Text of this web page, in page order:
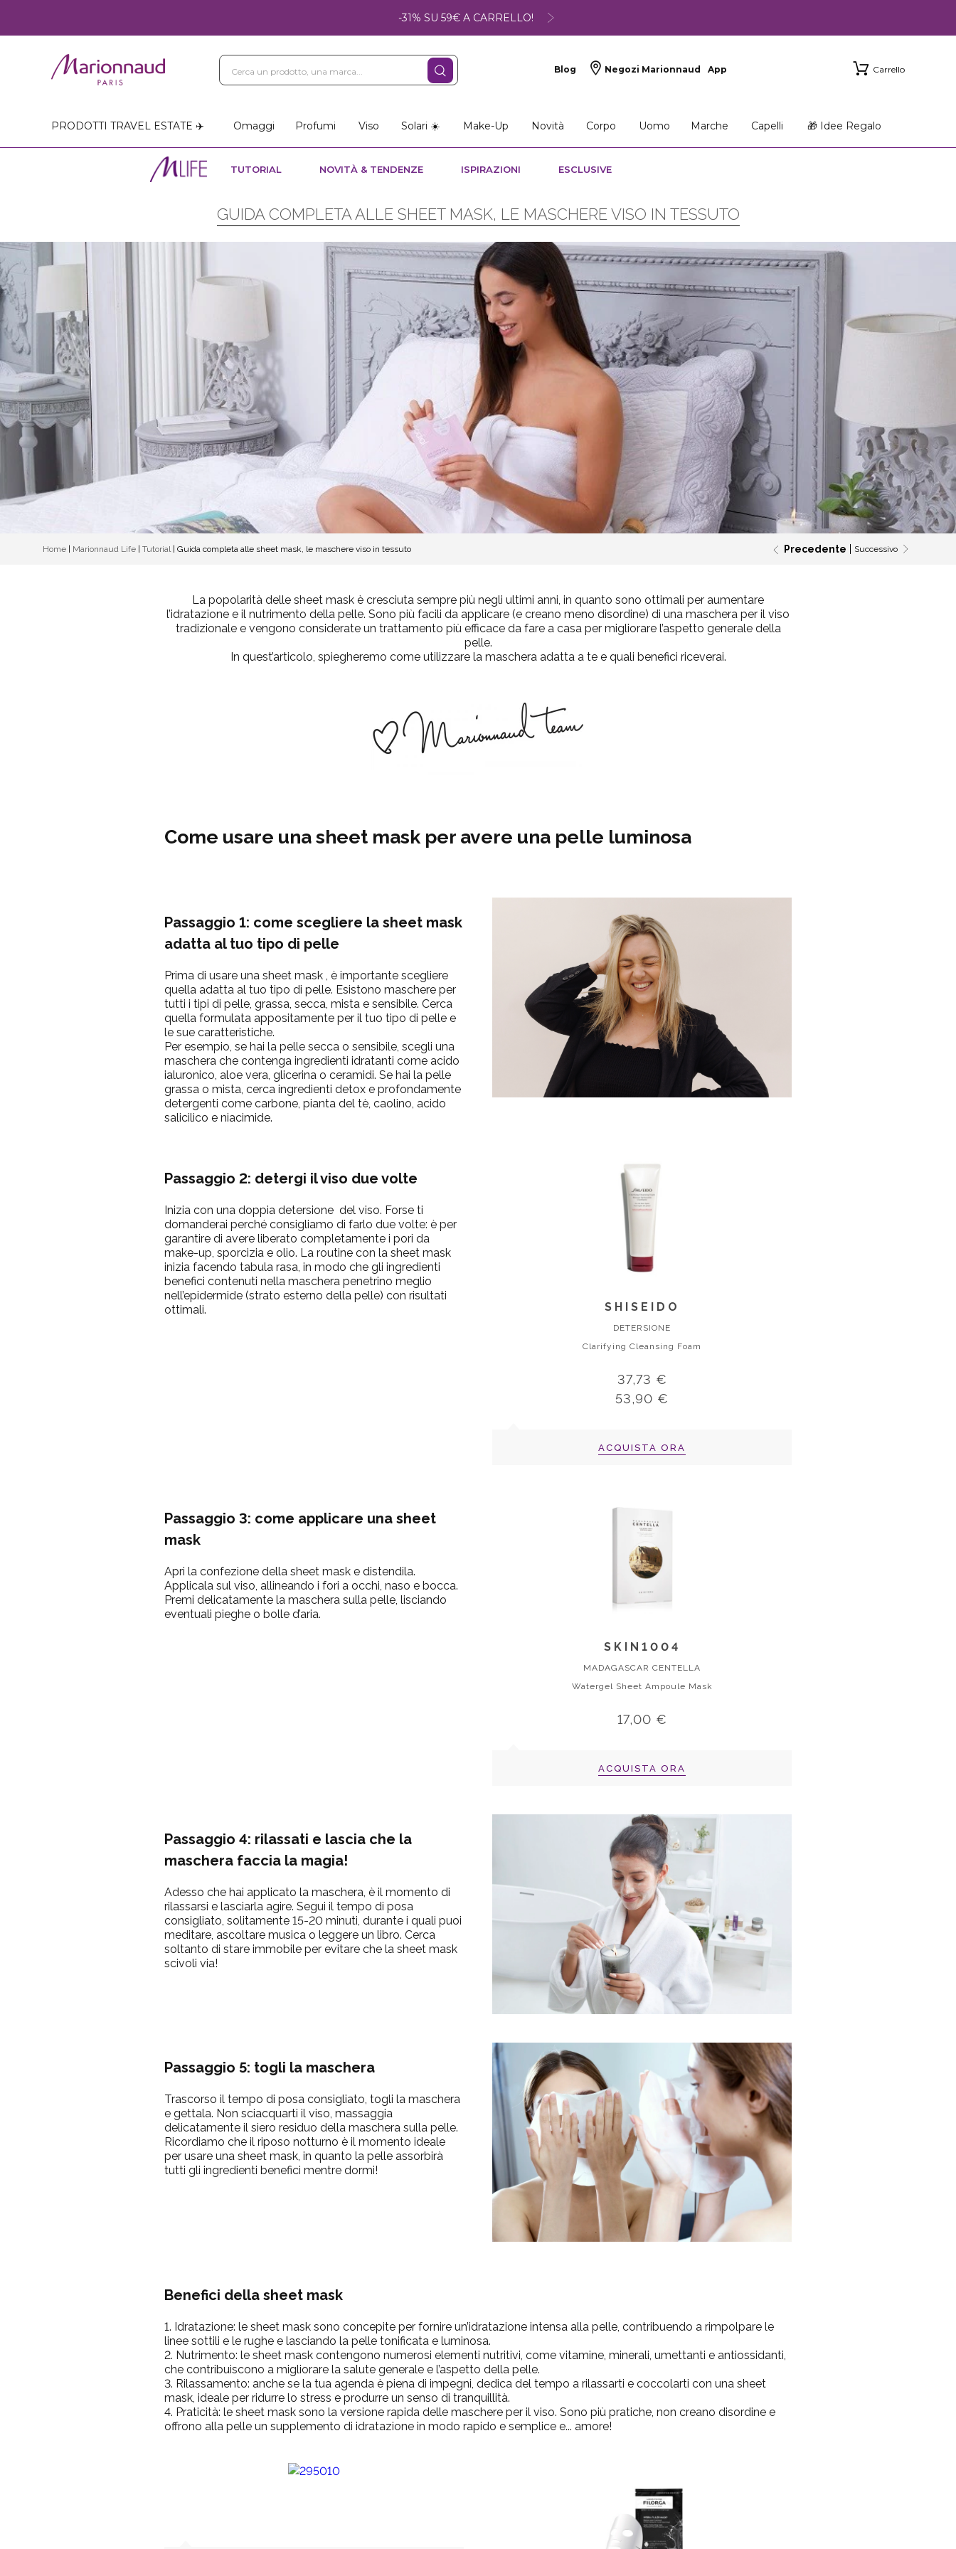
-31% SU 59€ A CARRELLO!
Blog Negozi Marionnaud App Carrello
PRODOTTI TRAVEL ESTATE ✈️ Omaggi Profumi Viso Solari ☀️ Make-Up Novità Corpo Uomo Marche Capelli 🎁 Idee Regalo
TUTORIAL NOVITÀ & TENDENZE ISPIRAZIONI ESCLUSIVE
GUIDA COMPLETA ALLE SHEET MASK, LE MASCHERE VISO IN TESSUTO
Home Marionnaud Life Tutorial| Guida completa alle sheet mask, le maschere viso in tessuto Precedente Successivo
La popolarità delle sheet mask è cresciuta sempre più negli ultimi anni, in quanto sono ottimali per aumentare
l’idratazione e il nutrimento della pelle. Sono più facili da applicare (e creano meno disordine) di una maschera per il viso
tradizionale e vengono considerate un trattamento più efficace da fare a casa per migliorare l’aspetto generale della
pelle.
In quest’articolo, spiegheremo come utilizzare la maschera adatta a te e quali benefici riceverai.
Come usare una sheet mask per avere una pelle luminosa
Passaggio 1: come scegliere la sheet mask
adatta al tuo tipo di pelle
Prima di usare una sheet mask , è importante scegliere
quella adatta al tuo tipo di pelle. Esistono maschere per
tutti i tipi di pelle, grassa, secca, mista e sensibile. Cerca
quella formulata appositamente per il tuo tipo di pelle e
le sue caratteristiche.
Per esempio, se hai la pelle secca o sensibile, scegli una
maschera che contenga ingredienti idratanti come acido
ialuronico, aloe vera, glicerina o ceramidi. Se hai la pelle
grassa o mista, cerca ingredienti detox e profondamente
detergenti come carbone, pianta del tè, caolino, acido
salicilico e niacimide.
Passaggio 2: detergi il viso due volte
Inizia con una doppia detersione del viso. Forse ti
domanderai perché consigliamo di farlo due volte: è per
garantire di avere liberato completamente i pori da
make-up, sporcizia e olio. La routine con la sheet mask
inizia facendo tabula rasa, in modo che gli ingredienti
benefici contenuti nella maschera penetrino meglio
nell’epidermide (strato esterno della pelle) con risultati
ottimali.
SHISEIDO
DETERSIONE
Clarifying Cleansing Foam
37,73 €
53,90 €
ACQUISTA ORA
Passaggio 3: come applicare una sheet
mask
Apri la confezione della sheet mask e distendila.
Applicala sul viso, allineando i fori a occhi, naso e bocca.
Premi delicatamente la maschera sulla pelle, lisciando
eventuali pieghe o bolle d’aria.
SKIN1004
MADAGASCAR CENTELLA
Watergel Sheet Ampoule Mask
17,00 €
ACQUISTA ORA
Passaggio 4: rilassati e lascia che la
maschera faccia la magia!
Adesso che hai applicato la maschera, è il momento di
rilassarsi e lasciarla agire. Segui il tempo di posa
consigliato, solitamente 15-20 minuti, durante i quali puoi
meditare, ascoltare musica o leggere un libro. Cerca
soltanto di stare immobile per evitare che la sheet mask
scivoli via!
Passaggio 5: togli la maschera
Trascorso il tempo di posa consigliato, togli la maschera
e gettala. Non sciacquarti il viso, massaggia
delicatamente il siero residuo della maschera sulla pelle.
Ricordiamo che il riposo notturno è il momento ideale
per usare una sheet mask, in quanto la pelle assorbirà
tutti gli ingredienti benefici mentre dormi!
Benefici della sheet mask
Idratazione: le sheet mask sono concepite per fornire un’idratazione intensa alla pelle, contribuendo a rimpolpare le
linee sottili e le rughe e lasciando la pelle tonificata e luminosa.
Nutrimento: le sheet mask contengono numerosi elementi nutritivi, come vitamine, minerali, umettanti e antiossidanti,
che contribuiscono a migliorare la salute generale e l’aspetto della pelle.
Rilassamento: anche se la tua agenda è piena di impegni, dedica del tempo a rilassarti e coccolarti con una sheet
mask, ideale per ridurre lo stress e produrre un senso di tranquillità.
Praticità: le sheet mask sono la versione rapida delle maschere per il viso. Sono più pratiche, non creano disordine e
offrono alla pelle un supplemento di idratazione in modo rapido e semplice e... amore!